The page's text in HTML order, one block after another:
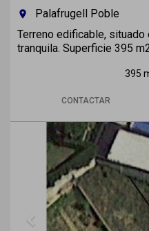
room
Palafrugell Poble
Terreno edificable, situado
tranquila. Superficie 395
395
CONTACTAR
Previous